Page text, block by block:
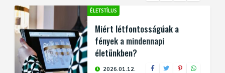
ÉLETSTÍLUS
Miért létfontosságúak a
fények a mindennapi
életünkben?
2026.01.12.